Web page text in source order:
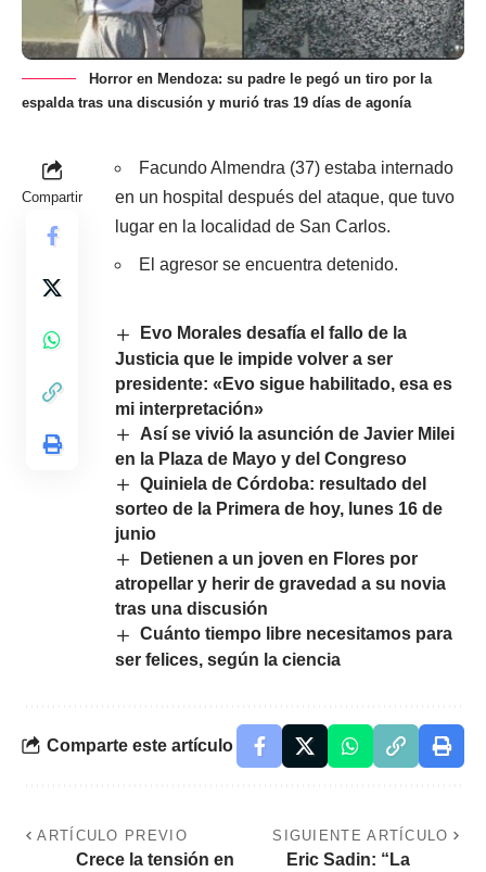
Horror en Mendoza: su padre le pegó un tiro por la
espalda tras una discusión y murió tras 19 días de agonía
Compartir
Facundo Almendra (37) estaba internado
en un hospital después del ataque, que tuvo
lugar en la localidad de San Carlos.
El agresor se encuentra detenido.
Evo Morales desafía el fallo de la
Justicia que le impide volver a ser
presidente: «Evo sigue habilitado, esa es
mi interpretación»
Así se vivió la asunción de Javier Milei
en la Plaza de Mayo y del Congreso
Quiniela de Córdoba: resultado del
sorteo de la Primera de hoy, lunes 16 de
junio
Detienen a un joven en Flores por
atropellar y herir de gravedad a su novia
tras una discusión
Cuánto tiempo libre necesitamos para
ser felices, según la ciencia
Comparte este artículo
ARTÍCULO PREVIO
Crece la tensión en
SIGUIENTE ARTÍCULO
Eric Sadin: “La